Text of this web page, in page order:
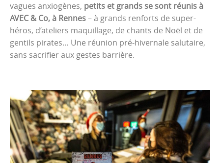
vagues anxiogènes, petits et grands se sont réunis à
AVEC & Co, à Rennes– à grands renforts de super-
héros, d’ateliers maquillage, de chants de Noël et de
gentils pirates… Une réunion pré-hivernale salutaire,
sans sacrifier aux gestes barrière.